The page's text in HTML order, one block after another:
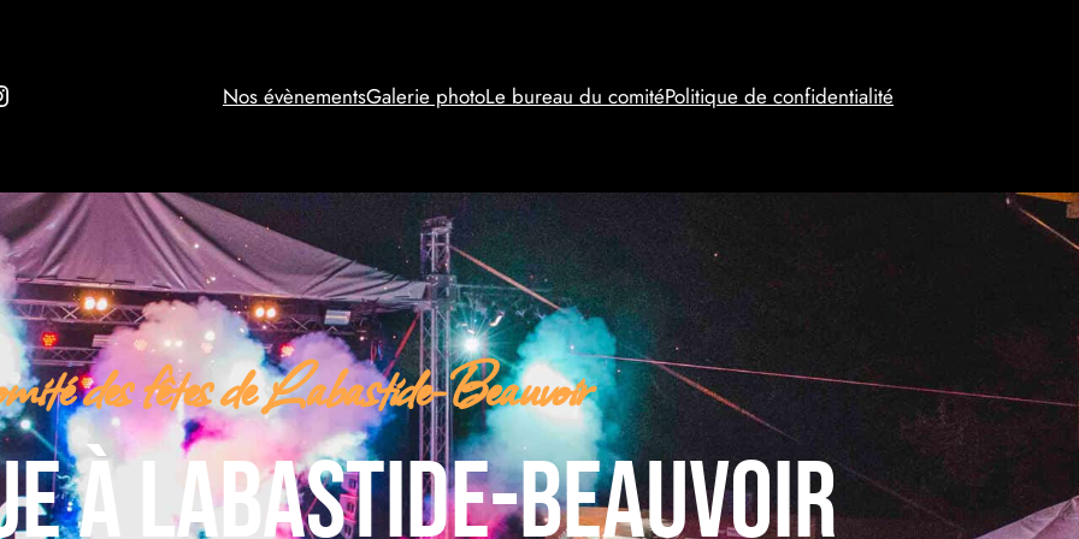
Nos évènementsGalerie photoLe bureau du comitéPolitique de confidentialité
des fêtes de Labastide-Beauvoir
à labastide-beauvoir